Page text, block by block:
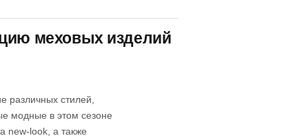
меховых изделий
различных стилей,
модные в этом сезоне
new-look, а также